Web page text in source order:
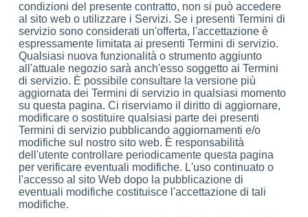
condizioni del presente contratto, non si può accedere
al sito web o utilizzare i Servizi. Se i presenti Termini di
servizio sono considerati un'offerta, l'accettazione è
espressamente limitata ai presenti Termini di servizio.
Qualsiasi nuova funzionalità o strumento aggiunto
all'attuale negozio sarà anch'esso soggetto ai Termini
di servizio. È possibile consultare la versione più
aggiornata dei Termini di servizio in qualsiasi momento
su questa pagina. Ci riserviamo il diritto di aggiornare,
modificare o sostituire qualsiasi parte dei presenti
Termini di servizio pubblicando aggiornamenti e/o
modifiche sul nostro sito web. È responsabilità
dell'utente controllare periodicamente questa pagina
per verificare eventuali modifiche. L'uso continuato o
l'accesso al sito Web dopo la pubblicazione di
eventuali modifiche costituisce l'accettazione di tali
modifiche.